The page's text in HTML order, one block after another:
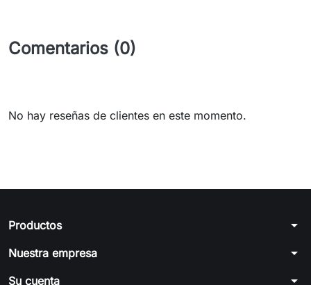
Comentarios (0)
No hay reseñas de clientes en este momento.
Productos arrow_drop_down
Nuestra empresa arrow_drop_down
Su cuenta arrow_drop_down